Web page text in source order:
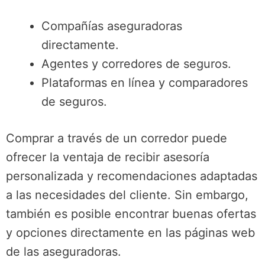
Compañías aseguradoras
directamente.
Agentes y corredores de seguros.
Plataformas en línea y comparadores
de seguros.
Comprar a través de un corredor puede
ofrecer la ventaja de recibir asesoría
personalizada y recomendaciones adaptadas
a las necesidades del cliente. Sin embargo,
también es posible encontrar buenas ofertas
y opciones directamente en las páginas web
de las aseguradoras.